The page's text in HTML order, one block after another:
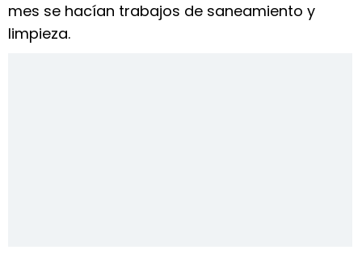
mes se hacían trabajos de saneamiento y
limpieza.